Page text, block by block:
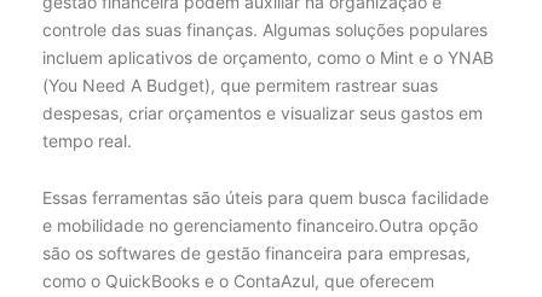
controle das suas finanças. Algumas soluções populares
incluem aplicativos de orçamento, como o Mint e o YNAB
(You Need A Budget), que permitem rastrear suas
despesas, criar orçamentos e visualizar seus gastos em
tempo real.
Essas ferramentas são úteis para quem busca facilidade
e mobilidade no gerenciamento financeiro.Outra opção
são os softwares de gestão financeira para empresas,
como o QuickBooks e o ContaAzul, que oferecem